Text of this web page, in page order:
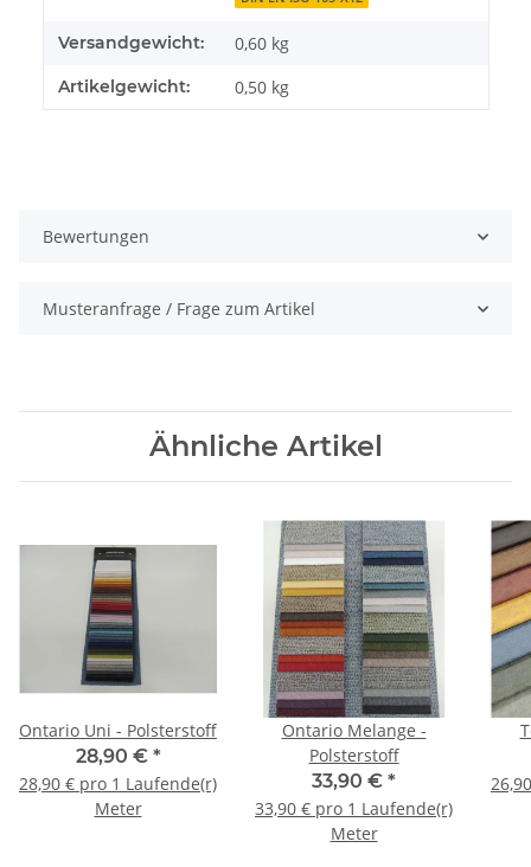
Versandgewicht: 0,60 kg
Artikelgewicht: 0,50 kg
Bewertungen
Musteranfrage / Frage zum Artikel
Ähnliche Artikel
Ontario Uni - Polsterstoff
28,90 € *
28,90 € pro 1 Laufende(r)
Meter
Ontario Melange -
Polsterstoff
33,90 € *
33,90 € pro 1 Laufende(r)
Meter